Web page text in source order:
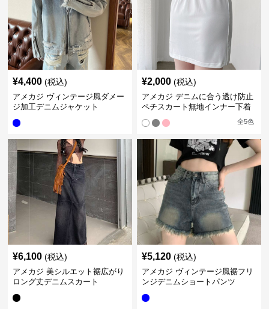
¥4,400 (税込)
アメカジ ヴィンテージ風ダメー
ジ加工デニムジャケット
¥2,000 (税込)
アメカジ デニムに合う透け防止
ペチスカート無地インナー下着
全5色
¥6,100 (税込)
アメカジ 美シルエット裾広がり
ロング丈デニムスカート
¥5,120 (税込)
アメカジ ヴィンテージ風裾フリ
ンジデニムショートパンツ